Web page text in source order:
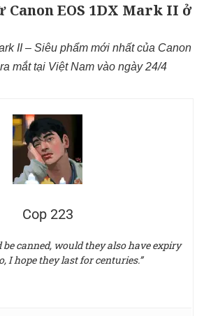
EOS 1DX Mark II ở
II – Siêu phẩm mới nhất của Canon
mắt tại Việt Nam vào ngày 24/4
Cop 223
canned, would they also have expiry
I hope they last for centuries.”